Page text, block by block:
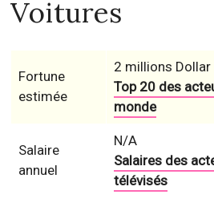
Voitures
Fortune
estimée
2 millions Dollar
Top 20 des
monde
Salaire
annuel
N/A
Salaires des
télévisés